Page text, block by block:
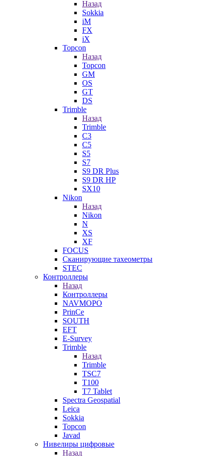
Назад
Sokkia
iM
FX
iX
Topcon
Назад
Topcon
GM
OS
GT
DS
Trimble
Назад
Trimble
C3
C5
S5
S7
S9 DR Plus
S9 DR HP
SX10
Nikon
Назад
Nikon
N
XS
XF
FOCUS
Сканирующие тахеометры
STEC
Контроллеры
Назад
Контроллеры
NAVMOPO
PrinCe
SOUTH
EFT
E-Survey
Trimble
Назад
Trimble
TSC7
T100
T7 Tablet
Spectra Geospatial
Leica
Sokkia
Topcon
Javad
Нивелиры цифровые
Назад